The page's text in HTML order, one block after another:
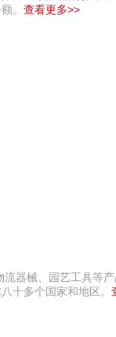
。 查看更多>>
器械、园艺工具等
十多个国家和地区。